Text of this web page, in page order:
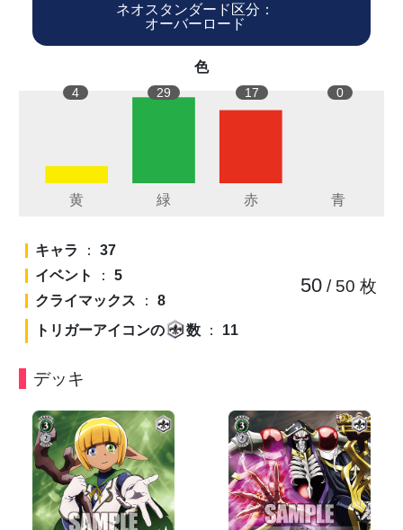
ネオスタンダード区分：
オーバーロード
色
4 29 17 0
キャラ ： 37
イベント
： 5
クライマックス ： 8
トリガーアイコンの
数 ： 11
50/ 50 枚
デッキ